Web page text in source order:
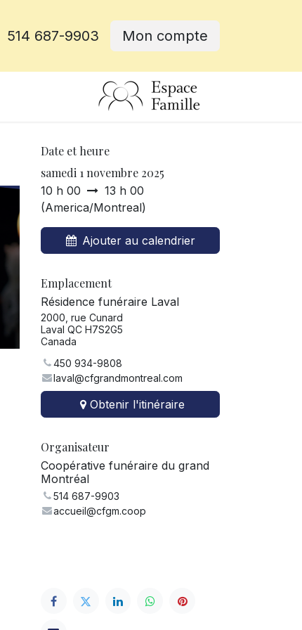
514 687-9903 Mon compte
Date et heure
samedi 1 novembre 2025
10 h 00
13 h 00
(America/Montreal)
Ajouter au calendrier
Emplacement
Résidence funéraire Laval
2000, rue Cunard
Laval QC H7S2G5
Canada
450 934-9808
laval@cfgrandmontreal.com
Obtenir l'itinéraire
Organisateur
Coopérative funéraire du grand
Montréal
514 687-9903
accueil@cfgm.coop